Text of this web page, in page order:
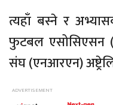
त्यहाँ बस्ने र
फुटबल एसोसिएसन
संघ (एनआरएन)